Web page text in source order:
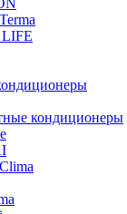
кондиционеры